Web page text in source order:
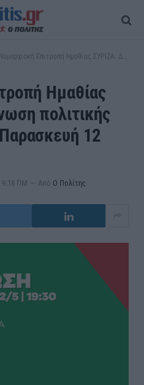
Νομαρχιακή Επιτροπή Ημαθίας ΣΥΡΙΖΑ: Διοργάνωση πολιτικής εκδήλωσης την Παρασκευή 12 Μαϊου
Ημαθίας
πολιτικής
12
9:18 ΠΜ Από Ο Πολίτης